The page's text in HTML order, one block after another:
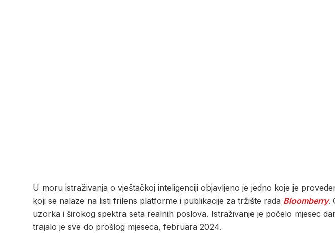
U moru istraživanja o vještačkoj inteligenciji objavljeno je jedno koje je
koji se nalaze na listi frilens platforme i publikacije za tržište rada Bloomberry.
uzorka i širokog spektra seta realnih poslova. Istraživanje je počelo mjesec
trajalo je sve do prošlog mjeseca, februara 2024.